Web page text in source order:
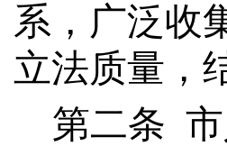
系，广泛收
立法质量，
第二条